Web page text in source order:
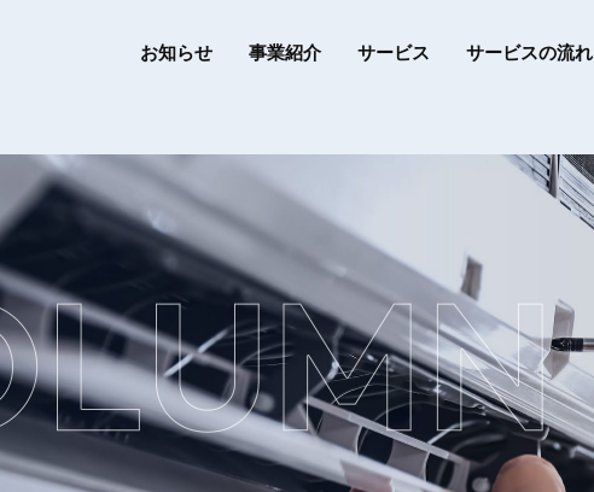
お知らせ 事業紹介 サービス サービスの流れ